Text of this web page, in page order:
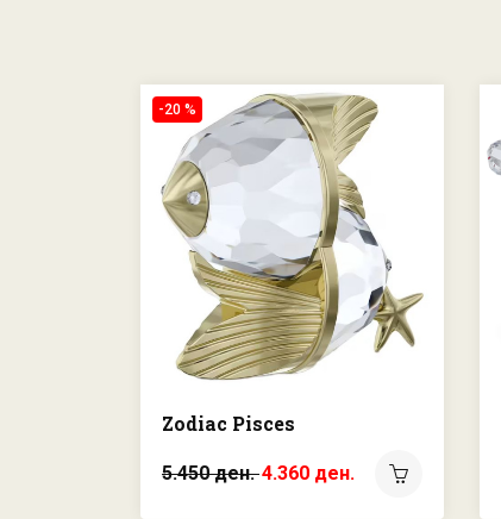
-20 %
Zodiac Pisces
5.450 ден.4.360 ден.